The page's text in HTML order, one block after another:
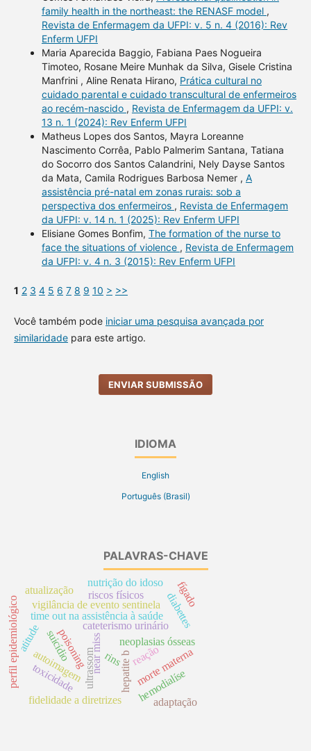
family health in the northeast: the RENASF model ,
Revista de Enfermagem da UFPI: v. 5 n. 4 (2016): Rev
Enferm UFPI
Maria Aparecida Baggio, Fabiana Paes Nogueira
Timoteo, Rosane Meire Munhak da Silva, Gisele Cristina
Manfrini , Aline Renata Hirano, Prática cultural no
cuidado parental e cuidado transcultural de enfermeiros
ao recém-nascido , Revista de Enfermagem da UFPI: v.
13 n. 1 (2024): Rev Enferm UFPI
Matheus Lopes dos Santos, Mayra Loreanne
Nascimento Corrêa, Pablo Palmerim Santana, Tatiana
do Socorro dos Santos Calandrini, Nely Dayse Santos
da Mata, Camila Rodrigues Barbosa Nemer , A
assistência pré-natal em zonas rurais: sob a
perspectiva dos enfermeiros , Revista de Enfermagem
da UFPI: v. 14 n. 1 (2025): Rev Enferm UFPI
Elisiane Gomes Bonfim, The formation of the nurse to
face the situations of violence , Revista de Enfermagem
da UFPI: v. 4 n. 3 (2015): Rev Enferm UFPI
1 2 3 4 5 6 7 8 9 10 > >>
Você também pode iniciar uma pesquisa avançada por
similaridadepara este artigo.
ENVIAR SUBMISSÃO
IDIOMA
English
Português (Brasil)
PALAVRAS-CHAVE
hepatite b
neoplasias ósseas
poisoningultrassom
cateterismo urinário
near miss
time out na assistência à saúde
vigilância de evento sentinela
fidelidade a diretrizes
riscos físicos
autoimagem morte materna
perfil epidemiológico suicídio reação
diabettes
hemodialíse
toxicidade
fígado
rins
adaptação
atualização
nutrição do idoso
atitude